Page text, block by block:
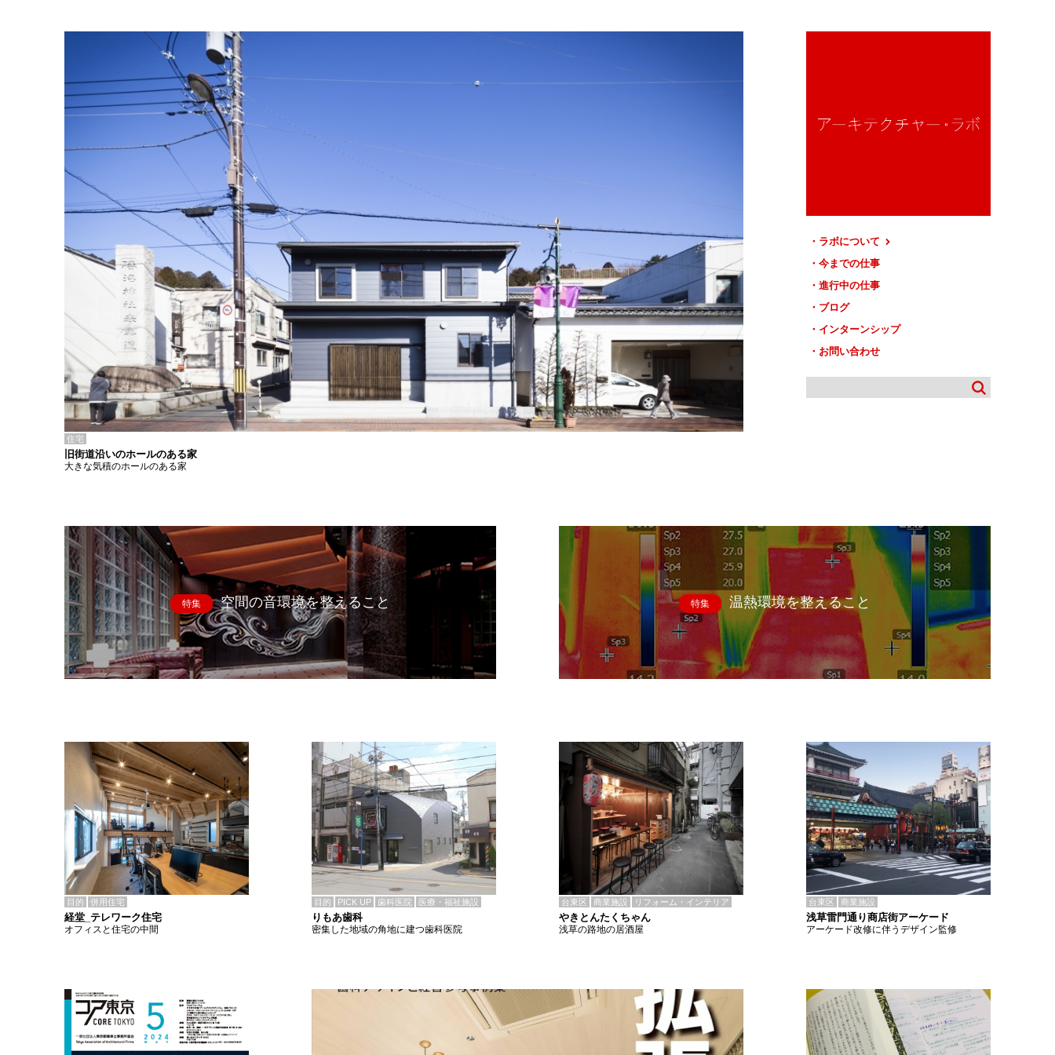
ラボについて
今までの仕事
進行中の仕事
ブログ
インターンシップ
お問い合わせ
住宅
旧街道沿いのホールのある家
大きな気積のホールのある家
特集 空間の音環境を整えること 特集 温熱環境を整えること
目的 併用住宅
経堂_テレワーク住宅
オフィスと住宅の中間
目的 PICK UP 歯科医院 医療・福祉施設
りもあ歯科
密集した地域の角地に建つ歯科医院
台東区 商業施設 リフォーム・インテリア
やきとんたくちゃん
浅草の路地の居酒屋
台東区 商業施設
浅草雷門通り商店街アーケード
アーケード改修に伴うデザイン監修